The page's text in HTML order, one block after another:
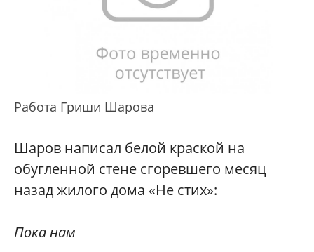
Работа Гриши Шарова
Шаров написал белой краской на
обугленной стене сгоревшего месяц
назад жилого дома «Не стих»:
Пока нам